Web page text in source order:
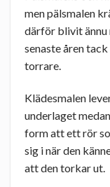
men pälsmalen
därför blivit ännu
senaste åren
torrare.
Klädesmalen
underlaget
form att ett rör
sig i när den
att den torkar ut.